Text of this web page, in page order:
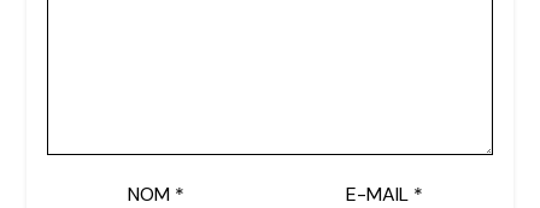
NOM * E-MAIL *